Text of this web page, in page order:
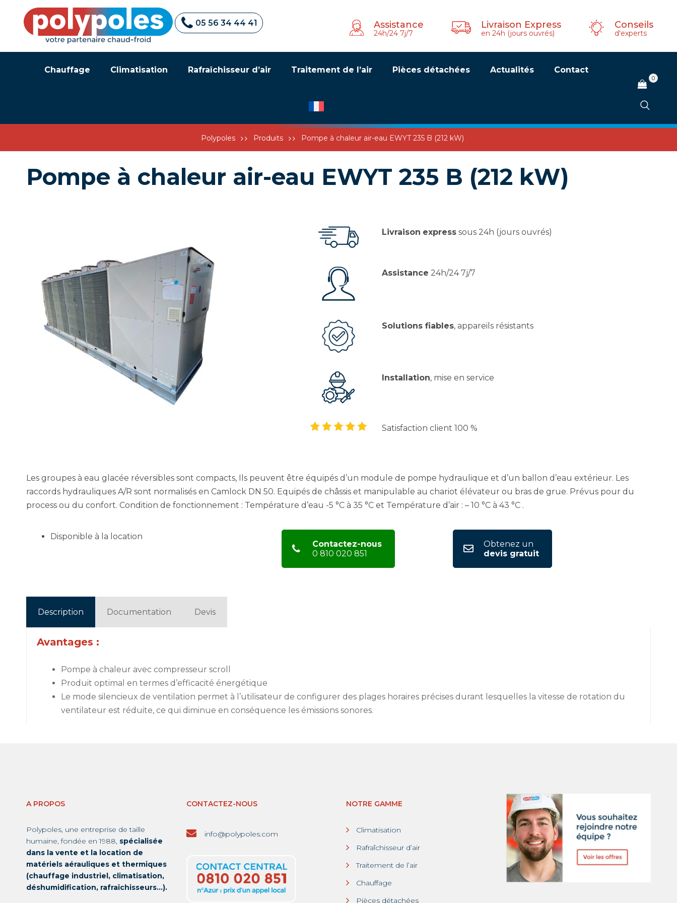
05 56 34 44 41 Assistance
24h/24 7j/7
Livraison Express
en 24h (jours ouvrés)
Conseils
d'experts
Chauffage Climatisation Rafraîchisseur d’air Traitement de l’air Pièces détachées Actualités Contact
0
Polypoles Produits Pompe à chaleur air-eau EWYT 235 B (212 kW)
Pompe à chaleur air-eau EWYT 235 B (212 kW)
Livraison expresssous 24h (jours ouvrés)
Assistance 24h/24 7j/7
Solutions fiables, appareils résistants
Installation, mise en service
Satisfaction client 100 %
Les groupes à eau glacée réversibles sont compacts, Ils peuvent être équipés d’un module de pompe hydraulique et d’un ballon d’eau extérieur. Les
raccords hydrauliques A/R sont normalisés en Camlock DN 50. Equipés de châssis et manipulable au chariot élévateur ou bras de grue. Prévus pour du
process ou du confort. Condition de fonctionnement : Température d’eau -5 °C à 35 °C et Température d’air : – 10 °C à 43 °C .
Disponible à la location
Contactez-nous
0 810 020 851
Obtenez un
devis gratuit
Description Documentation Devis
Avantages :
Pompe à chaleur avec compresseur scroll
Produit optimal en termes d’efficacité énergétique
Le mode silencieux de ventilation permet à l’utilisateur de configurer des plages horaires précises durant lesquelles la vitesse de rotation du
ventilateur est réduite, ce qui diminue en conséquence les émissions sonores.
A PROPOS
Polypoles, une entreprise de taille
humaine, fondée en 1988, spécialisée
dans la vente et la location de
matériels aérauliques et thermiques
(chauffage industriel, climatisation,
déshumidification, rafraîchisseurs…).
CONTACTEZ-NOUS
info@polypoles.com
NOTRE GAMME
Climatisation
Rafraîchisseur d’air
Traitement de l’air
Chauffage
Pièces détachées